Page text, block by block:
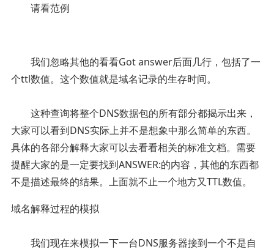
请看范例
我们忽略其他的看看Got answer后面几行，包括了一
个ttl数值。这个数值就是域名记录的生存时间。
这种查询将整个DNS数据包的所有部分都揭示出来，
大家可以看到DNS实际上并不是想象中那么简单的东西。
具体的各部分解释大家可以去看看相关的标准文档。需要
提醒大家的是一定要找到ANSWER:的内容，其他的东西都
不是描述最终的结果。上面就不止一个地方又TTL数值。
域名解释过程的模拟
我们现在来模拟一下一台DNS服务器接到一个不是自